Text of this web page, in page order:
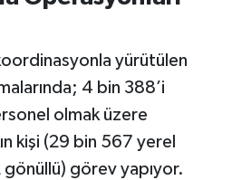
yürütülen
4 bin 388’i
olmak üzere
kişi (29 bin 567 yerel
görev yapıyor.